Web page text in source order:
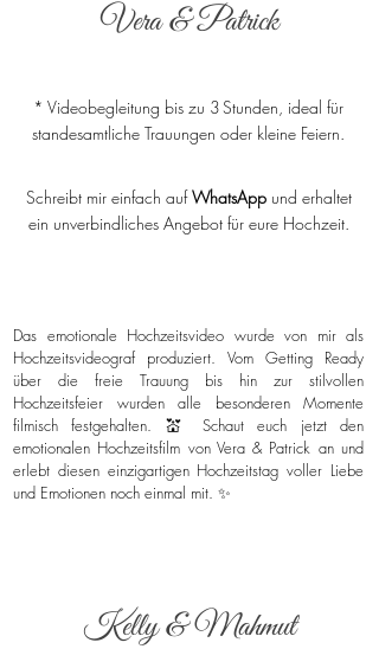
Vera & Patrick
* Videobegleitung bis zu 3 Stunden, ideal für
standesamtliche Trauungen oder kleine Feiern.
Schreibt mir einfach aufWhatsAppund erhaltet
ein unverbindliches Angebot für eure Hochzeit.
Das emotionale Hochzeitsvideo wurde von mir als
Hochzeitsvideograf produziert. Vom Getting Ready
über die freie Trauung bis hin zur stilvollen
Hochzeitsfeier wurden alle besonderen Momente
filmisch festgehalten. 💒 Schaut euch jetzt den
emotionalen Hochzeitsfilm von Vera & Patrick an und
erlebt diesen einzigartigen Hochzeitstag voller Liebe
und Emotionen noch einmal mit. ✨
Kelly & Mahmut